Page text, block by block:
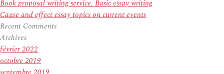
Book proposal writing service. Basic essay writing
Cause and effect essay topics on current events
Recent Comments
Archives
février 2022
octobre 2019